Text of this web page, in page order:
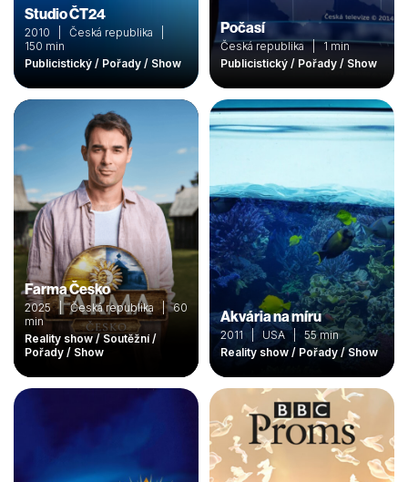
Studio ČT24
2010 | Česká republika |
150 min
Publicistický / Pořady / Show
Počasí
Česká republika | 1 min
Publicistický / Pořady / Show
Farma Česko
2025 | Česká republika | 60
min
Reality show / Soutěžní /
Pořady / Show
Akvária na míru
2011 | USA | 55 min
Reality show / Pořady / Show